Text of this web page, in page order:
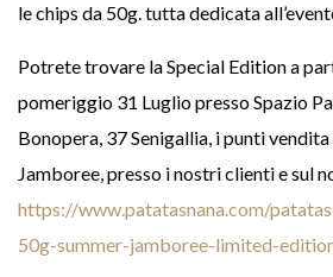
le chips da 50g. tutta dedicata
Potrete trovare la Special Edition a
pomeriggio 31 Luglio presso Spazio
Bonopera, 37 Senigallia, i punti
Jamboree, presso i nostri clienti e sul
https://www.patatasnana.com/
50g-summer-jamboree-limited-